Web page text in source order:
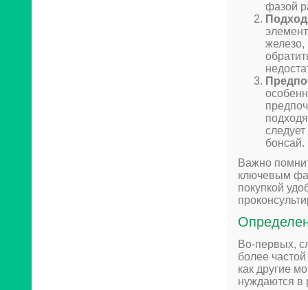
фазой
железо,
бонсай.
Важно
ключевым
покупкой
Во-первых,
более
как другие
нуждаются в